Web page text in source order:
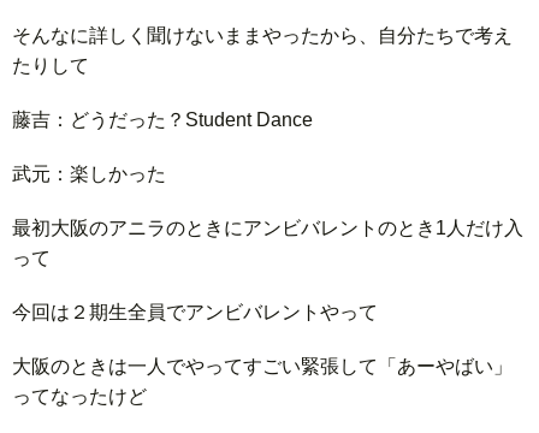
そんなに詳しく聞けないままやったから、自分たちで考え
たりして
藤吉：どうだった？Student Dance
武元：楽しかった
最初大阪のアニラのときにアンビバレントのとき1人だけ入
って
今回は２期生全員でアンビバレントやって
大阪のときは一人でやってすごい緊張して「あーやばい」
ってなったけど